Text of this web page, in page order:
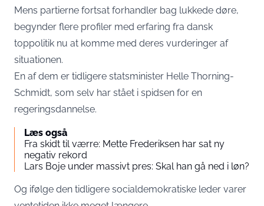
Mens partierne fortsat forhandler bag lukkede døre,
begynder flere profiler med erfaring fra dansk
toppolitik nu at komme med deres vurderinger af
situationen.
En af dem er tidligere statsminister Helle Thorning-
Schmidt, som selv har stået i spidsen for en
regeringsdannelse.
Læs også
Fra skidt til værre: Mette Frederiksen har sat ny
negativ rekord
Lars Boje under massivt pres: Skal han gå ned i løn?
Og ifølge den tidligere socialdemokratiske leder varer